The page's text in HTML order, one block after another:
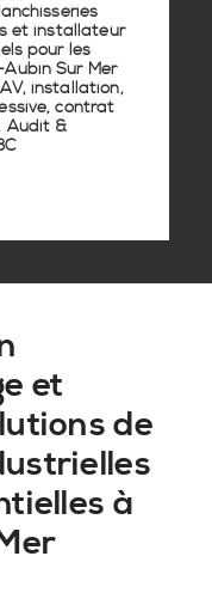
etinstallateur
pour les
Sur Mer
installation,
contrat
Audit &
et
de
à